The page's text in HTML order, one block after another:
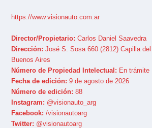
https://www.visionauto.com.ar
Director/Propietario: Carlos Daniel Saavedra
Dirección: José S. Sosa 660 (2812) Capilla
Buenos Aires
Número de Propiedad Intelectual: En trámite
Fecha de edición: 9 de agosto de 2026
Número de edición: 88
Instagram: @visionauto_arg
Facebook: /visionautoarg
Twitter: @visionautoarg